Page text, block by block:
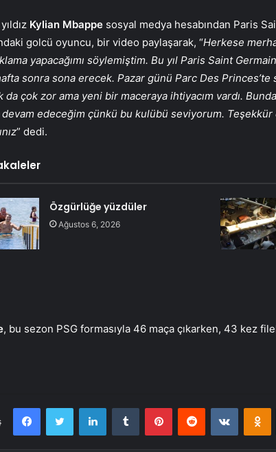
Kylian Mbappe sosyal medya hesabından Paris
golcü oyuncu, bir video paylaşarak, “Herkese
yapacağımı söylemiştim. Bu yıl Paris Saint
sonra sona erecek. Pazar günü Parc Des Princes’te
da çok zor ama yeni bir maceraya ihtiyacım vardı.
edeceğim çünkü bu kulübü seviyorum.
” dedi.
Özgürlüğe yüzdüler
Ağustos 6, 2026
, bu sezon PSG formasıyla 46 maça çıkarken, 43 kez
FacebookTwitter LinkedInTumblr PinterestReddit